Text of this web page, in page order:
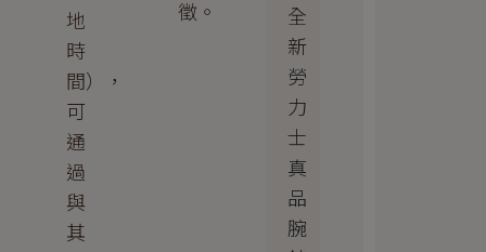
地
時
間），
可
通
過
與
其
徵。
全
新
勞
力
士
真
品
腕